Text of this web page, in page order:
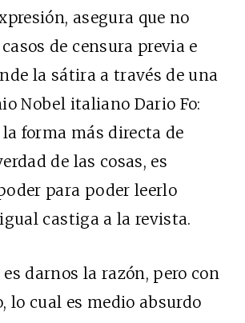
asegura que no
de censura previa e
la sátira a través de una
Nobel italiano Dario Fo:
forma más directa de
de las cosas, es
para poder leerlo
castiga a la revista.
es darnos la razón, pero con
lo cual es medio absurdo